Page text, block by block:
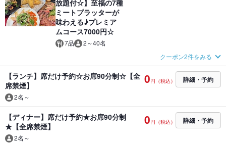
放題付☆】至福の7種
ミートプラッターが
味わえる♪プレミア
ムコース7000円☆
7品 2～40名
クーポン2件をみる
【ランチ】席だけ予約☆お席90分制☆【全
席禁煙】
2名～
0円（税込） 詳細・予約
【ディナー】席だけ予約★お席90分制
★【全席禁煙】
2名～
0円（税込） 詳細・予約